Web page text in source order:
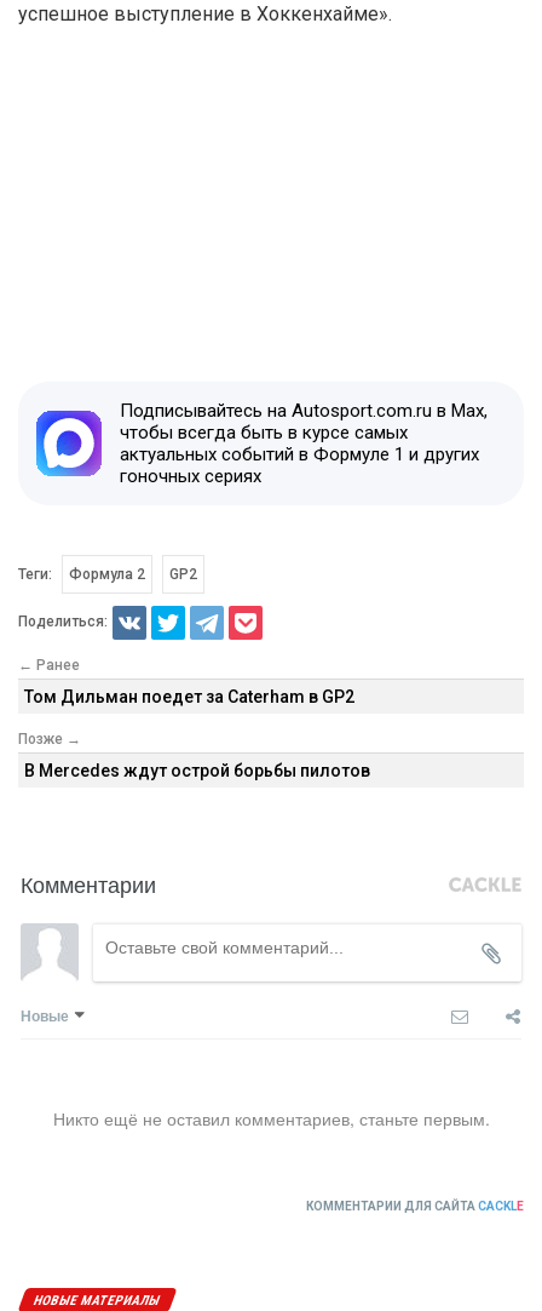
успешное выступление в Хоккенхайме».
Подписывайтесь на Autosport.com.ru в Max,
чтобы всегда быть в курсе самых
актуальных событий в Формуле 1 и других
гоночных сериях
Теги: Формула 2 GP2
Поделиться:
← Ранее
Том Дильман поедет за Caterham в GP2
Позже →
В Mercedes ждут острой борьбы пилотов
Комментарии
Новые
Никто ещё не оставил комментариев, станьте первым.
КОММЕНТАРИИ ДЛЯ САЙТА CACKLE
НОВЫЕ МАТЕРИАЛЫ